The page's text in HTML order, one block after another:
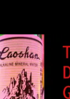
M+藏
選